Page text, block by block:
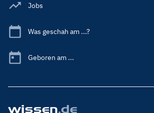
Jobs
Was geschah am ...?
Geboren am ...